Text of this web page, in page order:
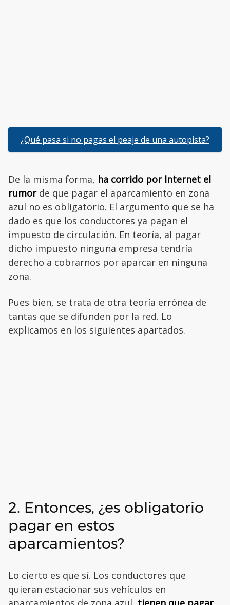
¿Qué pasa si no pagas el peaje de una autopista?
De la misma forma, ha corrido por Internet el
rumorde que pagar el aparcamiento en zona
azul no es obligatorio. El argumento que se ha
dado es que los conductores ya pagan el
impuesto de circulación. En teoría, al pagar
dicho impuesto ninguna empresa tendría
derecho a cobrarnos por aparcar en ninguna
zona.
Pues bien, se trata de otra teoría errónea de
tantas que se difunden por la red. Lo
explicamos en los siguientes apartados.
2. Entonces, ¿es obligatorio
pagar en estos
aparcamientos?
Lo cierto es que sí. Los conductores que
quieran estacionar sus vehículos en